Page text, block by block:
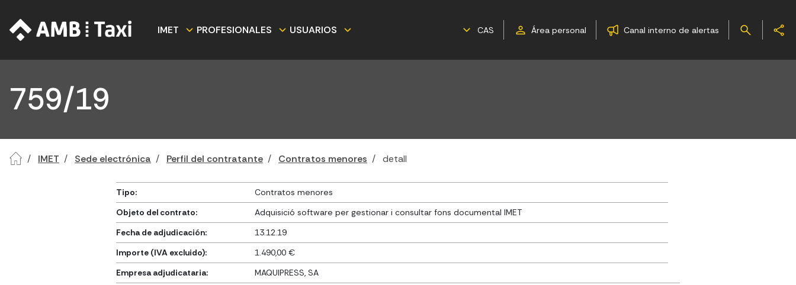
IMET PROFESIONALES USUARIOS CAS Área personal Canal interno de alertas
759/19
IMET Sede electrónica Perfil del contratante Contratos menores detall
Tipo:
Contratos menores
Objeto del contrato:
Adquisició software per gestionar i consultar fons documental IMET
Fecha de adjudicación:
13.12.19
Importe (IVA excluido):
1.490,00 €
Empresa adjudicataria:
MAQUIPRESS, SA